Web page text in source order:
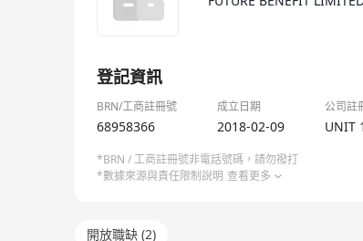
登記資訊
BRN/工商註冊號 成立日期 公司註
68958366 2018-02-09 UNIT
*BRN / 工商註冊號非電話號碼，請勿撥打
*數據來源與責任限制說明 查看更多
開放職缺 (2)